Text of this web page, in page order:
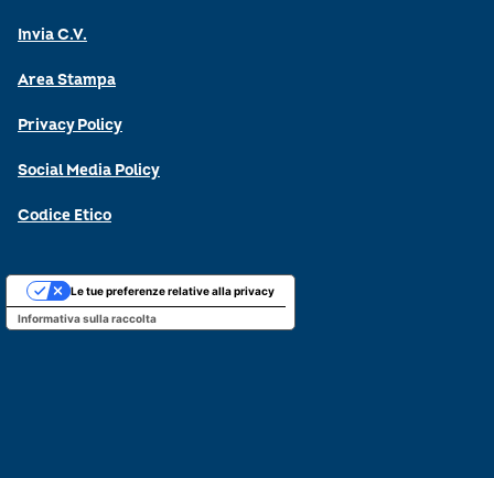
Invia C.V.
Area Stampa
Privacy Policy
Social Media Policy
Codice Etico
Informativa sulla raccolta
Le tue preferenze relative alla privacy